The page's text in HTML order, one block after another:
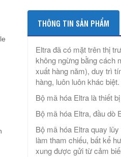
THÔNG TIN SẢN PHẨM
Eltra đã có mặt trên thị
không ngừng bằng cách
xuất hàng năm), duy trì
hàng, luôn luôn khác
Bộ mã hóa Eltra là thiết
Bộ mã hóa Eltra, đầu dò
Bộ mã hóa Eltra quay
làm tham chiếu, bất kể
xung được gửi từ cảm